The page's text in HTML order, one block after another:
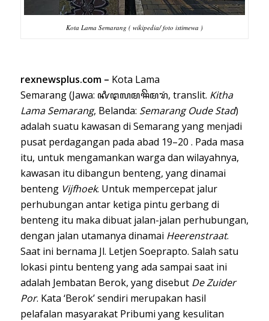
Kota Lama Semarang ( wikipedia/ foto istimewa )
rexnewsplus.com – Kota Lama
Semarang (Jawa: ꦑꦶꦛ​ꦭꦩ​ꦯꦼꦩꦫꦁ, translit. Kitha
Lama Semarang, Belanda: Semarang Oude Stad)
adalah suatu kawasan di Semarangyang menjadi
pusat perdagangan pada abad 19–20 . Pada masa
itu, untuk mengamankan warga dan wilayahnya,
kawasan itu dibangun benteng, yang dinamai
benteng Vijfhoek. Untuk mempercepat jalur
perhubungan antar ketiga pintu gerbang di
benteng itu maka dibuat jalan-jalan perhubungan,
dengan jalan utamanya dinamai Heerenstraat.
Saat ini bernama Jl. Letjen Soeprapto. Salah satu
lokasi pintu benteng yang ada sampai saat ini
adalah Jembatan Berok, yang disebut De Zuider
Por. Kata ‘Berok’ sendiri merupakan hasil
pelafalan masyarakat Pribumi yang kesulitan